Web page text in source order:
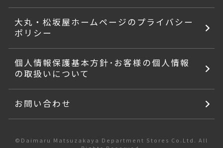
大丸・松坂屋ホームページのプライバシー
ポリシー
個人情報保護基本方針･お客様の個人情報
の取扱いについて
お問い合わせ
©Daimaru Matsuzakaya Department Stores Co.Ltd. All